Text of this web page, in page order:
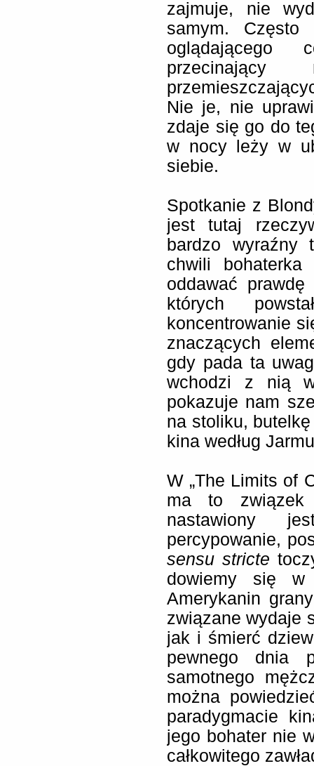
zajmuje, nie
samym. Często
Nie je, nie
zdaje się go do
w nocy leży w
siebie.
Spotkanie z
jest tutaj
bardzo wyraźny
chwili
oddawać
których
koncentrowanie
znaczących
gdy pada ta
wchodzi z nią
pokazuje nam
na stoliku,
kina według
W „The Limits of
ma to
nastawiony
percypowanie,
sensu stricte
dowiemy się
Amerykanin
związane wydaje
jak i śmierć
pewnego dnia
samotnego
można
paradygmacie
jego bohater nie
całkowitego